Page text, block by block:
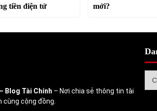
tiền điện tử
mới?
– Blog Tài Chính – Nơi chia sẻ thông tin tài
cùng cộng đồng.